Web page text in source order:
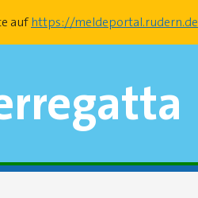
aufhttps://meldeportal.rudern.de